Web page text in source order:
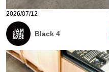
2026/07/12
Black 4